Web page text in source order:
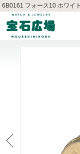
6B0161 フォース10 ホワイ